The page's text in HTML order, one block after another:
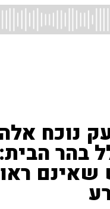
נוכח
בהר